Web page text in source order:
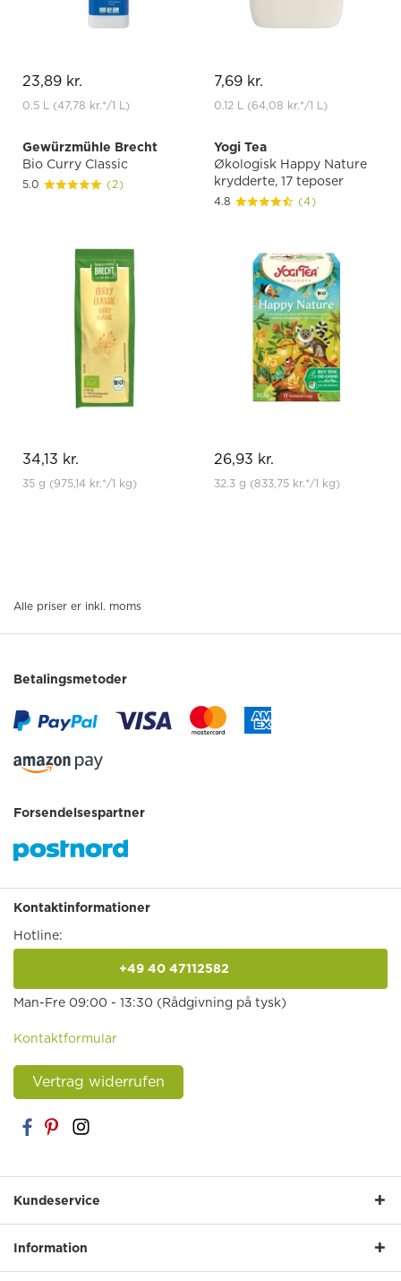
23,89 kr.
0.5 L (47,78 kr.*/1 L)
7,69 kr.
0.12 L (64,08 kr.*/1 L)
Gewürzmühle Brecht
Bio Curry Classic
5.0 (2)
34,13 kr.
35 g (975,14 kr.*/1 kg)
Yogi Tea
Økologisk Happy Nature
krydderte, 17 teposer
4.8 (4)
26,93 kr.
32.3 g (833,75 kr.*/1 kg)
Alle priser er inkl. moms
Betalingsmetoder
Forsendelsespartner
Kontaktinformationer
Hotline:
+49 40 47112582
Man-Fre 09:00 - 13:30 (Rådgivning på tysk)
Kontaktformular
Vertrag widerrufen
Kundeservice
Information